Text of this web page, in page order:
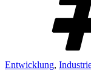
Entwicklung,